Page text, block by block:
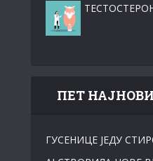
ПЕТ
ГУСЕНИЦЕ ЈЕДУ